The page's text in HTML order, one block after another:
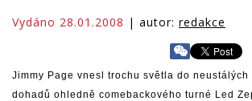
Vydáno 28.01.2008 | autor: redakce
Jimmy Page vnesl trochu světla do neustálých
dohadů ohledně comebackového turné Led